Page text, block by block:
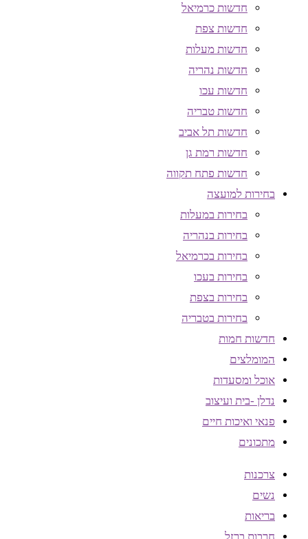
חדשות כרמיאל
חדשות צפת
חדשות מעלות
חדשות נהריה
חדשות עכו
חדשות טבריה
חדשות תל אביב
חדשות רמת גן
חדשות פתח תקווה
בחירות למועצה
בחירות במעלות
בחירות בנהריה
בחירות בכרמיאל
בחירות בעכו
בחירות בצפת
בחירות בטבריה
חדשות חמות
המומלצים
אוכל ומסעדות
נדלן -בית ועיצוב
פנאי ואיכות חיים
מתכונים
צרכנות
נשים
בריאות